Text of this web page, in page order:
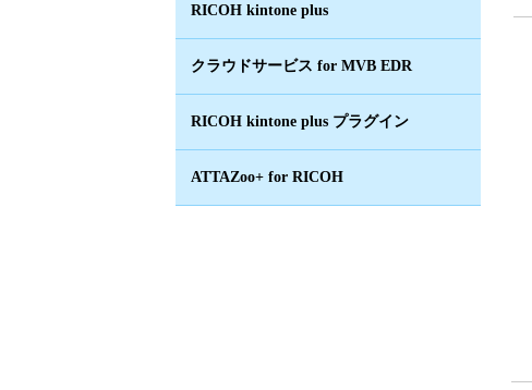
RICOH kintone plus
クラウドサービス for MVB EDR
RICOH kintone plus プラグイン
ATTAZoo+ for RICOH